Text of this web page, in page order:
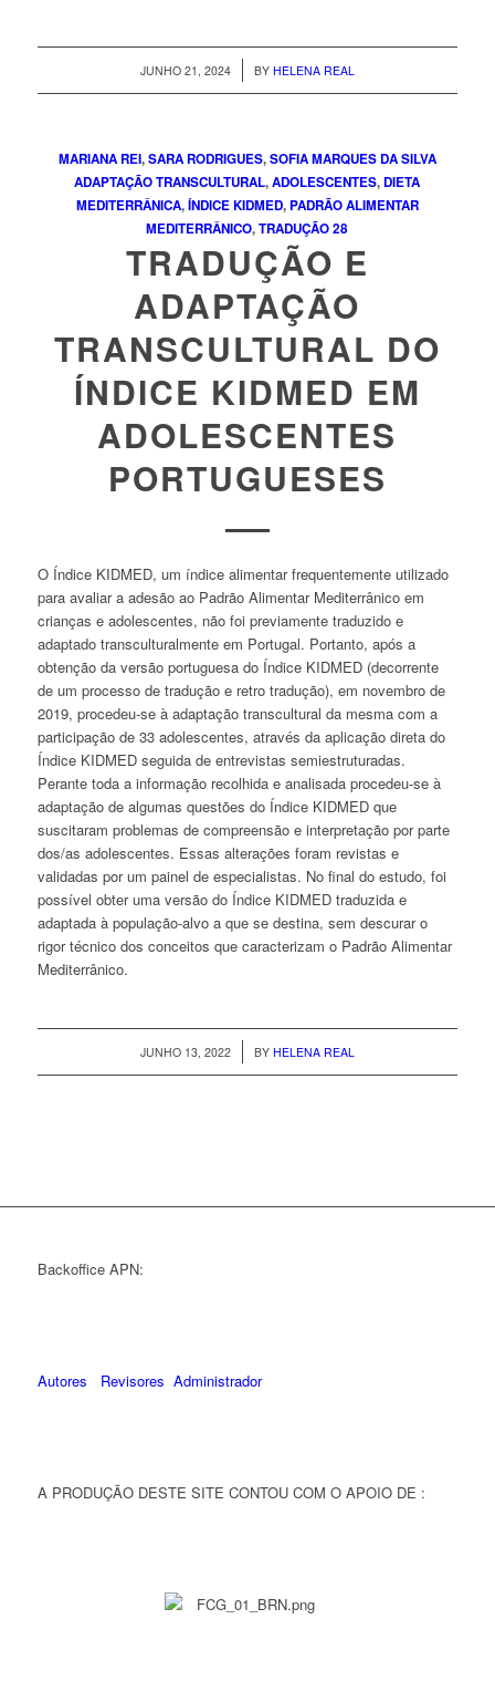
JUNHO 21, 2024
/ BY HELENA REAL
MARIANA REI,SARA RODRIGUES,SOFIA MARQUES DA SILVA
ADAPTAÇÃO TRANSCULTURAL,ADOLESCENTES,DIETA
MEDITERRÂNICA,ÍNDICE KIDMED,PADRÃO ALIMENTAR
MEDITERRÂNICO,TRADUÇÃO 28
TRADUÇÃO E
ADAPTAÇÃO
TRANSCULTURAL DO
ÍNDICE KIDMED EM
ADOLESCENTES
PORTUGUESES
O Índice KIDMED, um índice alimentar frequentemente utilizado
para avaliar a adesão ao Padrão Alimentar Mediterrânico em
crianças e adolescentes, não foi previamente traduzido e
adaptado transculturalmente em Portugal. Portanto, após a
obtenção da versão portuguesa do Índice KIDMED (decorrente
de um processo de tradução e retro tradução), em novembro de
2019, procedeu-se à adaptação transcultural da mesma com a
participação de 33 adolescentes, através da aplicação direta do
Índice KIDMED seguida de entrevistas semiestruturadas.
Perante toda a informação recolhida e analisada procedeu-se à
adaptação de algumas questões do Índice KIDMED que
suscitaram problemas de compreensão e interpretação por parte
dos/as adolescentes. Essas alterações foram revistas e
validadas por um painel de especialistas. No final do estudo, foi
possível obter uma versão do Índice KIDMED traduzida e
adaptada à população-alvo a que se destina, sem descurar o
rigor técnico dos conceitos que caracterizam o Padrão Alimentar
Mediterrânico.
JUNHO 13, 2022
/ BY HELENA REAL
Backoffice APN:
Autores Revisores Administrador
A PRODUÇÃO DESTE SITE CONTOU COM O APOIO DE :